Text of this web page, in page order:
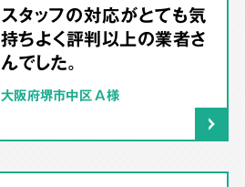
スタッフの対応がとても気
持ちよく評判以上の業者さ
んでした。
大阪府堺市中区 A様